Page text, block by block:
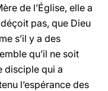
de l’Église, elle a
pas, que Dieu
s’il y a des
qu’il ne soit
disciple qui a
l’espérance des